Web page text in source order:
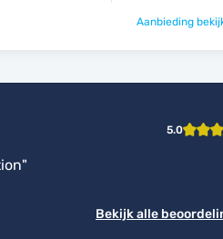
Aanbieding
5.0
"
Bekijk alle